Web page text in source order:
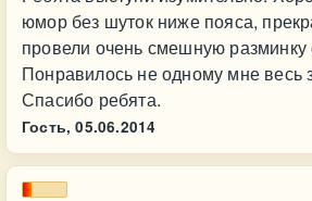
юмор без шуток ниже пояса,
провели очень смешную разминку
Понравилось не одному мне весь
Спасибо ребята.
Гость, 05.06.2014